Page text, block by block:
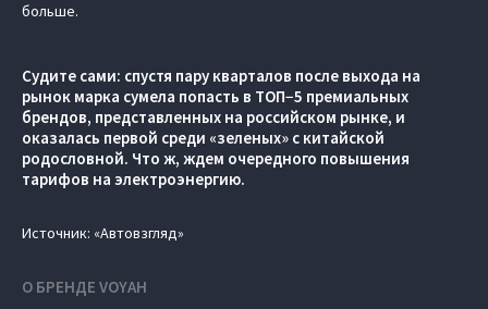
больше.
Судите сами: спустя пару кварталов после выхода на
рынок марка сумела попасть в ТОП−5 премиальных
брендов, представленных на российском рынке, и
оказалась первой среди «зеленых» с китайской
родословной. Что ж, ждем очередного повышения
тарифов на электроэнергию.
Источник: «Автовзгляд»
О БРЕНДЕ VOYAH